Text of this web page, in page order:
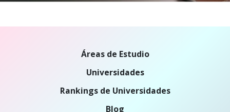
Áreas de Estudio
Universidades
Rankings de Universidades
Blog